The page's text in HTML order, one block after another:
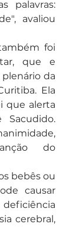
palavras:
avaliou
foi
que e
da
Ela
que alerta
do
bebês ou
causar
cerebral,